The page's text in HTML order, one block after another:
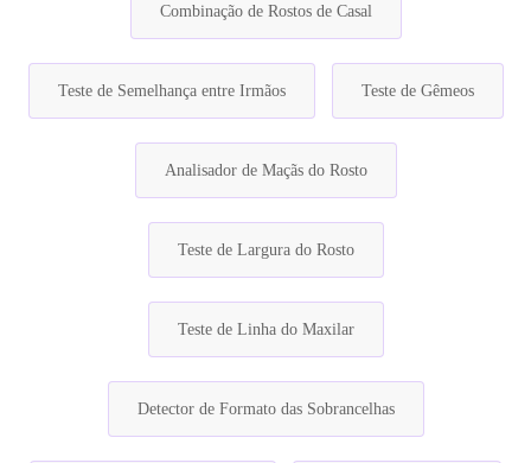
Combinação de Rostos de Casal
Teste de Semelhança entre Irmãos Teste de Gêmeos
Analisador de Maçãs do Rosto
Teste de Largura do Rosto
Teste de Linha do Maxilar
Detector de Formato das Sobrancelhas